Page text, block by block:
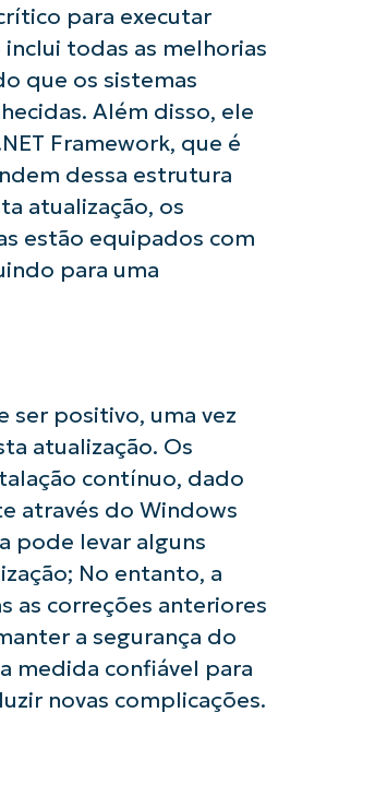
para executar
todas as melhorias
que os sistemas
Além disso, ele
Framework, que é
dessa estrutura
atualização, os
estão equipados com
para uma
ser positivo, uma vez
atualização. Os
contínuo, dado
através do Windows
pode levar alguns
No entanto, a
as correções anteriores
a segurança do
medida confiável para
novas complicações.
name*
Business
email*
Phone
País
Company
name*